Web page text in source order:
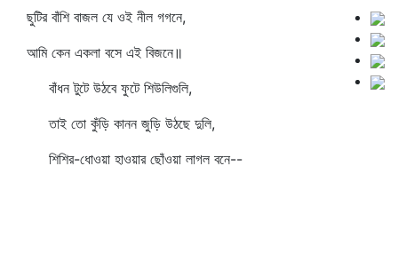
ছুটির বাঁশি বাজল যে ওই নীল গগনে,
আমি কেন একলা বসে এই বিজনে॥
বাঁধন টুটে উঠবে ফুটে শিউলিগুলি,
তাই তো কুঁড়ি কানন জুড়ি উঠছে দুলি,
শিশির-ধোওয়া হাওয়ার ছোঁওয়া লাগল বনে--